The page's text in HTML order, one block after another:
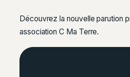
Découvrez la nouvelle parution
association C Ma Terre.